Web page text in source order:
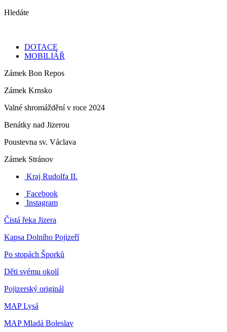
Hledáte
DOTACE
MOBILIÁŘ
Zámek Bon Repos
Zámek Krnsko
Valné shromáždění v roce 2024
Benátky nad Jizerou
Poustevna sv. Václava
Zámek Stránov
Kraj Rudolfa II.
Facebook
Instagram
Čistá řeka Jizera
Kapsa Dolního Pojizeří
Po stopách Šporků
Děti svému okolí
Pojizerský originál
MAP Lysá
MAP Mladá Boleslav